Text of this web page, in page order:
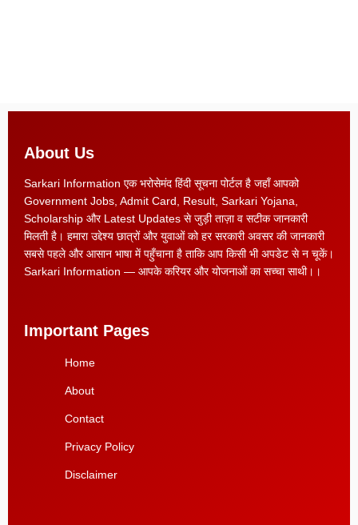
About Us
Sarkari Information एक भरोसेमंद हिंदी सूचना पोर्टल है जहाँ आपको
Government Jobs, Admit Card, Result, Sarkari Yojana,
Scholarship और Latest Updates से जुड़ी ताज़ा व सटीक जानकारी
मिलती है। हमारा उद्देश्य छात्रों और युवाओं को हर सरकारी अवसर की जानकारी
सबसे पहले और आसान भाषा में पहुँचाना है ताकि आप किसी भी अपडेट से न चूकें।
Sarkari Information — आपके करियर और योजनाओं का सच्चा साथी।।
Important Pages
Home
About
Contact
Privacy Policy
Disclaimer